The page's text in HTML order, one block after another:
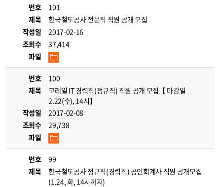
번호
101
제목
한국철도공사 전문직 직원 공개 모집
작성일
2017-02-16
조회수
37,414
파일
번호
100
제목
코레일 IT 경력직(정규직) 직원 공개 모집【 마감일
2.22(수), 14시】
작성일
2017-02-08
조회수
29,738
파일
번호
99
제목
한국철도공사 정규직(경력직) 공인회계사 직원 공개모집
(1.24, 화, 14시까지)